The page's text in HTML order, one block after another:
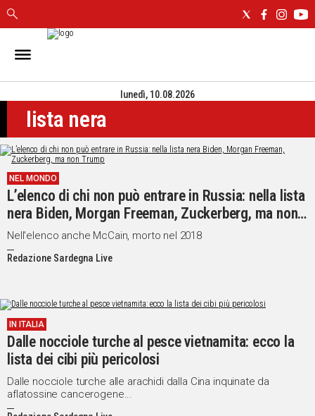
IN
CAGLIARI
SASSARI
NUORO
ORISTANO
SULCIS
GALLURA
OGLIASTRA
CAMPIDANO
POLITICA
IN
ITALIA
NEL
MONDO
SPORT
lunedì, 10.08.2026
lista nera
NEL MONDO
L’elenco di chi non può entrare in Russia: nella lista
nera Biden, Morgan Freeman, Zuckerberg, ma non
Trump
Nell'elenco anche McCain, morto nel 2018
Redazione Sardegna Live
IN ITALIA
Dalle nocciole turche al pesce vietnamita: ecco la
lista dei cibi più pericolosi
Dalle nocciole turche alle arachidi dalla Cina inquinate da
aflatossine cancerogene...